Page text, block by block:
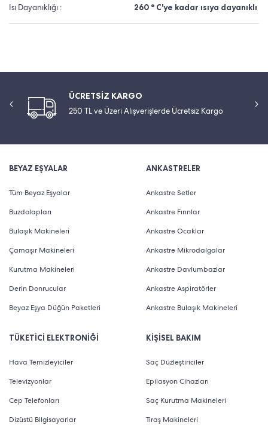
Isı Dayanıklığı : 260 ° C'ye kadar ısıya dayanıklı
ÜCRETSİZ KARGO
250 TL ve Üzeri Alışverişlerde Ücretsiz Kargo
BEYAZ EŞYALAR
Tüm Beyaz Eşyalar
Buzdolapları
Bulaşık Makineleri
Çamaşır Makineleri
Kurutma Makineleri
Derin Donrucular
Beyaz Eşya Düğün Paketleri
TÜKETİCİ ELEKTRONİĞİ
Hava Temizleyiciler
Televizyonlar
Cep Telefonları
Dizüstü Bilgisayarlar
ANKASTRELER
Ankastre Setler
Ankastre Fırınlar
Ankastre Ocaklar
Ankastre Mikrodalgalar
Ankastre Davlumbazlar
Ankastre Aspiratörler
Ankastre Bulaşık Makineleri
KİŞİSEL BAKIM
Saç Düzleştiriciler
Epilasyon Cihazları
Saç Kurutma Makineleri
Tıraş Makineleri